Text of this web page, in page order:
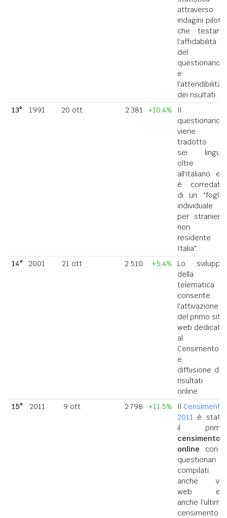
attraverso
indagini pilota
che testano
l'affidabilità
del
questionario
e
l'attendibilità
dei risultati.
13°
1991 20 ott 2.381 +10,4%
Il
questionario
viene
tradotto in
sei lingue
oltre
all'italiano ed
è corredato
di un "foglio
individuale
per straniero
non
residente in
Italia".
14°
2001 21 ott 2.510 +5,4%
Lo sviluppo
della
telematica
consente
l'attivazione
del primo sito
web dedicato
al
Censimento
e la
diffusione dei
risultati
online.
15°
2011 9 ott 2.798 +11,5% Il Censimento
2011 è stato
il primo
censimento
online con i
questionari
compilati
anche via
web ed
anche l'ultimo
censimento